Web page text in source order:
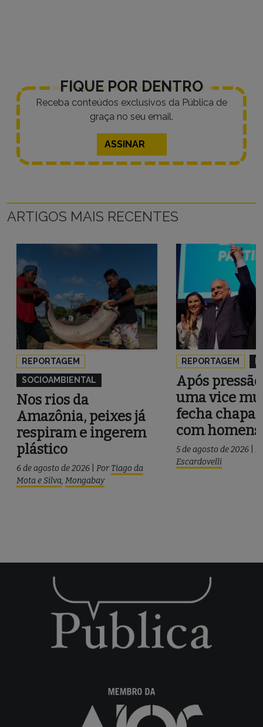
FIQUE POR DENTRO
Receba conteúdos exclusivos da Pública de
graça no seu email.
ASSINAR
ARTIGOS MAIS RECENTES
REPORTAGEM
SOCIOAMBIENTAL
Nos rios da
Amazônia, peixes já
respiram e ingerem
plástico
6 de agosto de 2026 Por Tiago da
Mota e Silva, Mongabay
REPORTAGEM
Após
uma vice
fecha chapa
com homens
5 de agosto de 2026
Escardovelli